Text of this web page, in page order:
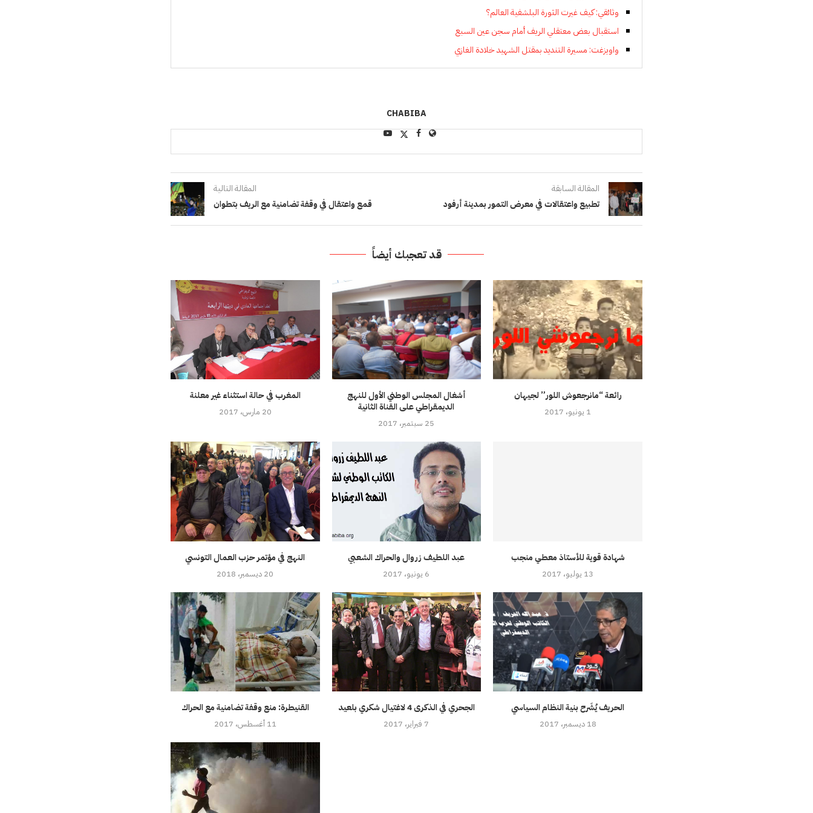
وثائقي: كيف غيرت الثورة البلشفية العالم؟
استقبال بعض معتقلي الريف أمام سجن عين السبع
واويزغت: مسيرة التنديد بمقتل الشهيد خلادة الغازي
CHABIBA
المقالة السابقة
تطبيع واعتقالات في معرض التمور بمدينة أرفود
المقالة التالية
قمع واعتقال في وقفة تضامنية مع الريف بتطوان
قد تعجبك أيضاً
المغرب في حالة استثناء غير معلنة
20 مارس، 2017
أشغال المجلس الوطني الأول للنهج
الديمقراطي على القناة الثانية
25 سبتمبر، 2017
رائعة “مانرجعوش اللور” لجيهان
1 يونيو، 2017
النهج في مؤتمر حزب العمال التونسي
20 ديسمبر، 2018
عبد اللطيف زروال والحراك الشعبي
6 يونيو، 2017
شهادة قوية للأستاذ معطي منجب
13 يوليو، 2017
القنيطرة: منع وقفة تضامنية مع الحراك
11 أغسطس، 2017
الجحري في الذكرى 4 لاغتيال شكري بلعيد
7 فبراير، 2017
الحريف يُشَرح بنية النظام السياسي
18 ديسمبر، 2017